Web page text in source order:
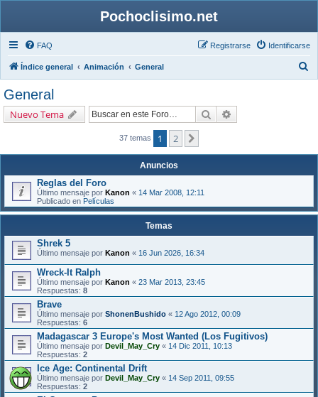
Pochoclisimo.net
FAQ Identificarse
Registrarse
Índice general Animación General
General
Nuevo Tema Buscar
37 temas 1 2
Anuncios
Reglas del Foro
Último mensaje por Kanon « 14 Mar 2008, 12:11
Publicado en Películas
Temas
Shrek 5
Último mensaje por Kanon « 16 Jun 2026, 16:34
Wreck-It Ralph
Último mensaje por Kanon « 23 Mar 2013, 23:45
Respuestas: 8
Brave
Último mensaje por ShonenBushido « 12 Ago 2012, 00:09
Respuestas: 6
Madagascar 3 Europe's Most Wanted (Los Fugitivos)
Último mensaje por Devil_May_Cry « 14 Dic 2011, 10:13
Respuestas: 2
Ice Age: Continental Drift
Último mensaje por Devil_May_Cry « 14 Sep 2011, 09:55
Respuestas: 2